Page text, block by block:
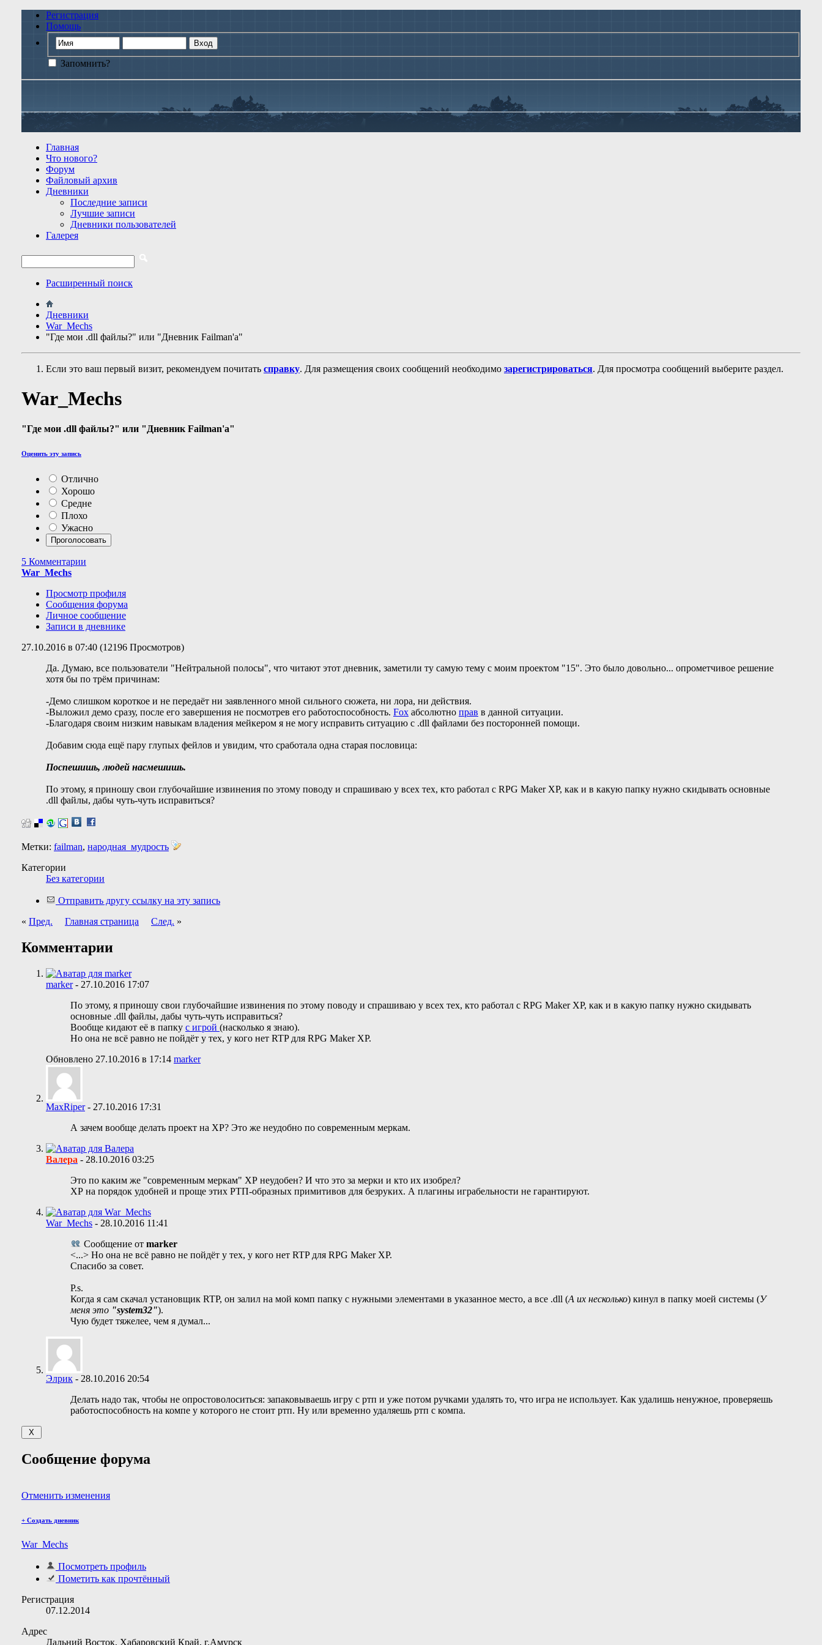
Регистрация
Помощь
Запомнить?
Главная
Что нового?
Форум
Файловый архив
Дневники
Последние записи
Лучшие записи
Дневники пользователей
Галерея
Расширенный поиск
Дневники
War_Mechs
"Где мои .dll файлы?" или "Дневник Failman'а"
Если это ваш первый визит, рекомендуем почитать справку. Для размещения своих сообщений необходимо зарегистрироваться. Для просмотра сообщений выберите раздел.
War_Mechs
"Где мои .dll файлы?" или "Дневник Failman'а"
Оценить эту запись
Отлично
Хорошо
Средне
Плохо
Ужасно
5 Комментарии
War_Mechs
Просмотр профиля
Сообщения форума
Личное сообщение
Записи в дневнике
27.10.2016 в 07:40 (12196 Просмотров)
Да. Думаю, все пользователи "Нейтральной полосы", что читают этот дневник, заметили ту самую тему с моим проектом "15". Это было довольно... опрометчивое решение
хотя бы по трём причинам:
-Демо слишком короткое и не передаёт ни заявленного мной сильного сюжета, ни лора, ни действия.
-Выложил демо сразу, после его завершения не посмотрев его работоспособность. Fox абсолютно прав в данной ситуации.
-Благодаря своим низким навыкам владения мейкером я не могу исправить ситуацию с .dll файлами без посторонней помощи.
Добавим сюда ещё пару глупых фейлов и увидим, что сработала одна старая пословица:
Поспешишь, людей насмешишь.
По этому, я приношу свои глубочайшие извинения по этому поводу и спрашиваю у всех тех, кто работал с RPG Maker XP, как и в какую папку нужно скидывать основные
.dll файлы, дабы чуть-чуть исправиться?
Метки: failman, народная_мудрость
Категории
Без категории
Отправить другу ссылку на эту запись
« Пред. Главная страница След. »
Комментарии
marker- 27.10.2016 17:07
По этому, я приношу свои глубочайшие извинения по этому поводу и спрашиваю у всех тех, кто работал с RPG Maker XP, как и в какую папку нужно скидывать
основные .dll файлы, дабы чуть-чуть исправиться?
Вообще кидают её в папку с игрой (насколько я знаю).
Но она не всё равно не пойдёт у тех, у кого нет RTP для RPG Maker XP.
Обновлено 27.10.2016 в 17:14 marker
MaxRiper- 27.10.2016 17:31
А зачем вообще делать проект на XP? Это же неудобно по современным меркам.
Валера - 28.10.2016 03:25
Это по каким же "современным меркам" ХР неудобен? И что это за мерки и кто их изобрел?
ХР на порядок удобней и проще этих РТП-образных примитивов для безруких. А плагины играбельности не гарантируют.
War_Mechs - 28.10.2016 11:41
Сообщение от marker
<...> Но она не всё равно не пойдёт у тех, у кого нет RTP для RPG Maker XP.
Спасибо за совет.
P.s.
Когда я сам скачал установщик RTP, он залил на мой комп папку с нужными элементами в указанное место, а все .dll (А их несколько) кинул в папку моей системы (У
меня это "system32").
Чую будет тяжелее, чем я думал...
Элрик - 28.10.2016 20:54
Делать надо так, чтобы не опростоволоситься: запаковываешь игру с ртп и уже потом ручками удалять то, что игра не использует. Как удалишь ненужное, проверяешь
работоспособность на компе у которого не стоит ртп. Ну или временно удаляешь ртп с компа.
Сообщение форума
Отменить изменения
+ Создать дневник
War_Mechs
Посмотреть профиль
Пометить как прочтённый
Регистрация
07.12.2014
Адрес
Дальний Восток, Хабаровский Край, г.Амурск